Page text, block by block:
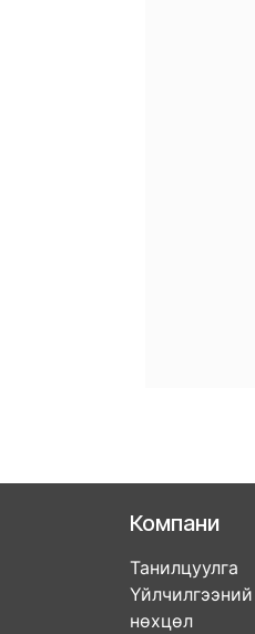
Компани
Танилцуулга
Үйлчилгээний
нөхцөл